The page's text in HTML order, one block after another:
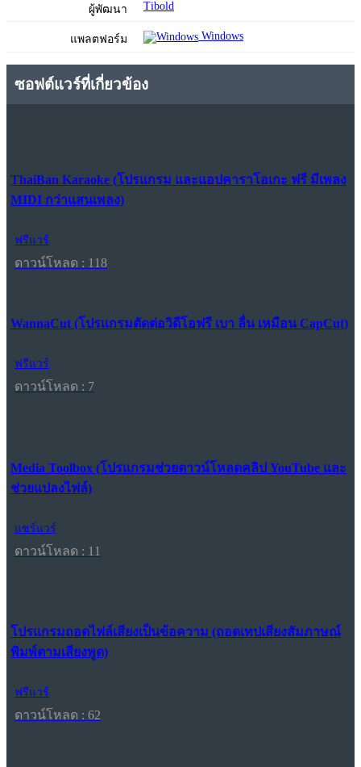
ผู้พัฒนา Tibold
แพลตฟอร์ม Windows
ซอฟต์แวร์ที่เกี่ยวข้อง
ThaiBan Karaoke (โปรแกรม และแอปคาราโอเกะ ฟรี มีเพลง
MIDI กว่าแสนเพลง)
ฟรีแวร์
ดาวน์โหลด : 118
WannaCut (โปรแกรมตัดต่อวิดีโอฟรี เบา ลื่น เหมือน CapCut)
ฟรีแวร์
ดาวน์โหลด : 7
Media Toolbox (โปรแกรมช่วยดาวน์โหลดคลิป YouTube และ
ช่วยแปลงไฟล์)
แชร์แวร์
ดาวน์โหลด : 11
โปรแกรมถอดไฟล์เสียงเป็นข้อความ (ถอดเทปเสียงสัมภาษณ์
พิมพ์ตามเสียงพูด)
ฟรีแวร์
ดาวน์โหลด : 62